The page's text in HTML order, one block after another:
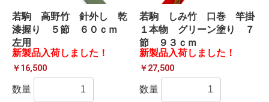
若駒 高野竹 針外し 乾
漆握り ５節 ６０ｃｍ
左用
新製品入荷しました！
￥16,500
数量
若駒 しみ竹 口巻 竿掛
１本物 グリーン塗り ７
節 ９３ｃｍ
新製品入荷しました！
￥27,500
数量